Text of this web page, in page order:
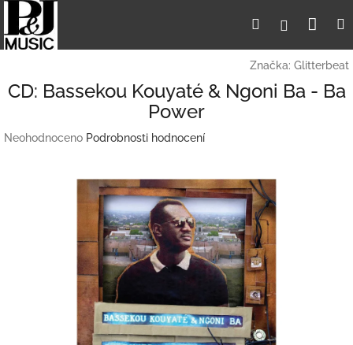
obsah
HledatPřihlášení
Značka: Glitterbeat
CD: Bassekou Kouyaté & Ngoni Ba - Ba
Power
Průměrné
Neohodnoceno Podrobnosti hodnocení